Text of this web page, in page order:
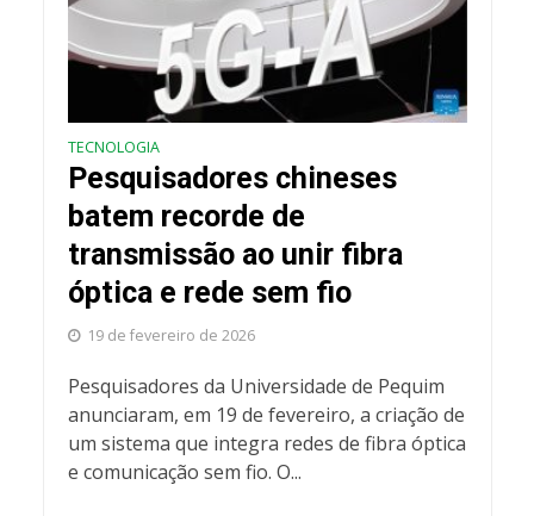
TECNOLOGIA
Pesquisadores chineses
batem recorde de
transmissão ao unir fibra
óptica e rede sem fio
19 de fevereiro de 2026
Pesquisadores da Universidade de Pequim
anunciaram, em 19 de fevereiro, a criação de
um sistema que integra redes de fibra óptica
e comunicação sem fio. O...